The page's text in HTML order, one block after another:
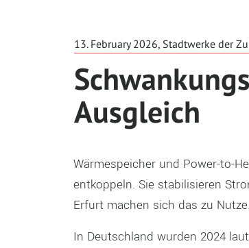
13. February 2026, Stadtwerke der
Ausgleich
Wärmespeicher und Power-to-
entkoppeln. Sie stabilisieren
Erfurt machen sich das zu Nutze.
In Deutschland wurden 2024